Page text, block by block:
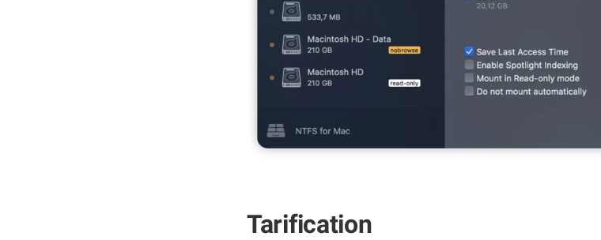
Tarification